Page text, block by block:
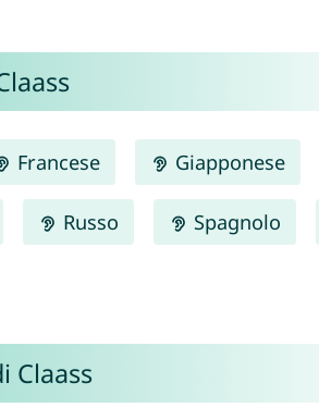
Francese Giapponese
Russo Spagnolo
Claass